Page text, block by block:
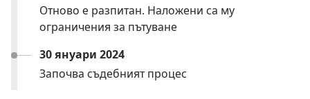
Отново е разпитан. Наложени са му
ограничения за пътуване
30 януари 2024
Започва съдебният процес